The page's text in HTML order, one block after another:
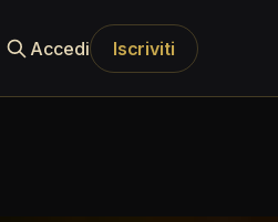
Accedi Iscriviti